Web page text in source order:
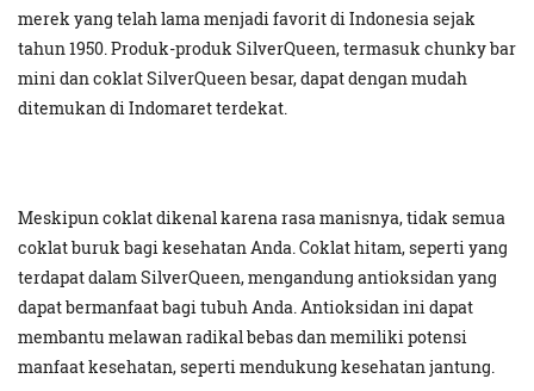
merek yang telah lama menjadi favorit di Indonesia sejak
tahun 1950. Produk-produk SilverQueen, termasuk chunky bar
mini dan coklat SilverQueen besar, dapat dengan mudah
ditemukan di Indomaret terdekat.
Meskipun coklat dikenal karena rasa manisnya, tidak semua
coklat buruk bagi kesehatan Anda. Coklat hitam, seperti yang
terdapat dalam SilverQueen, mengandung antioksidan yang
dapat bermanfaat bagi tubuh Anda. Antioksidan ini dapat
membantu melawan radikal bebas dan memiliki potensi
manfaat kesehatan, seperti mendukung kesehatan jantung.